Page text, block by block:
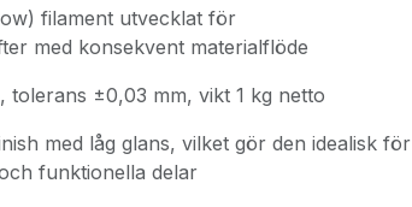
filament utvecklat för
med konsekvent materialflöde
tolerans ±0,03 mm, vikt 1 kg netto
med låg glans, vilket gör den idealisk för
funktionella delar